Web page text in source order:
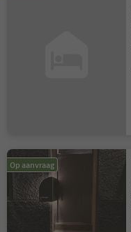
Op aanvraag